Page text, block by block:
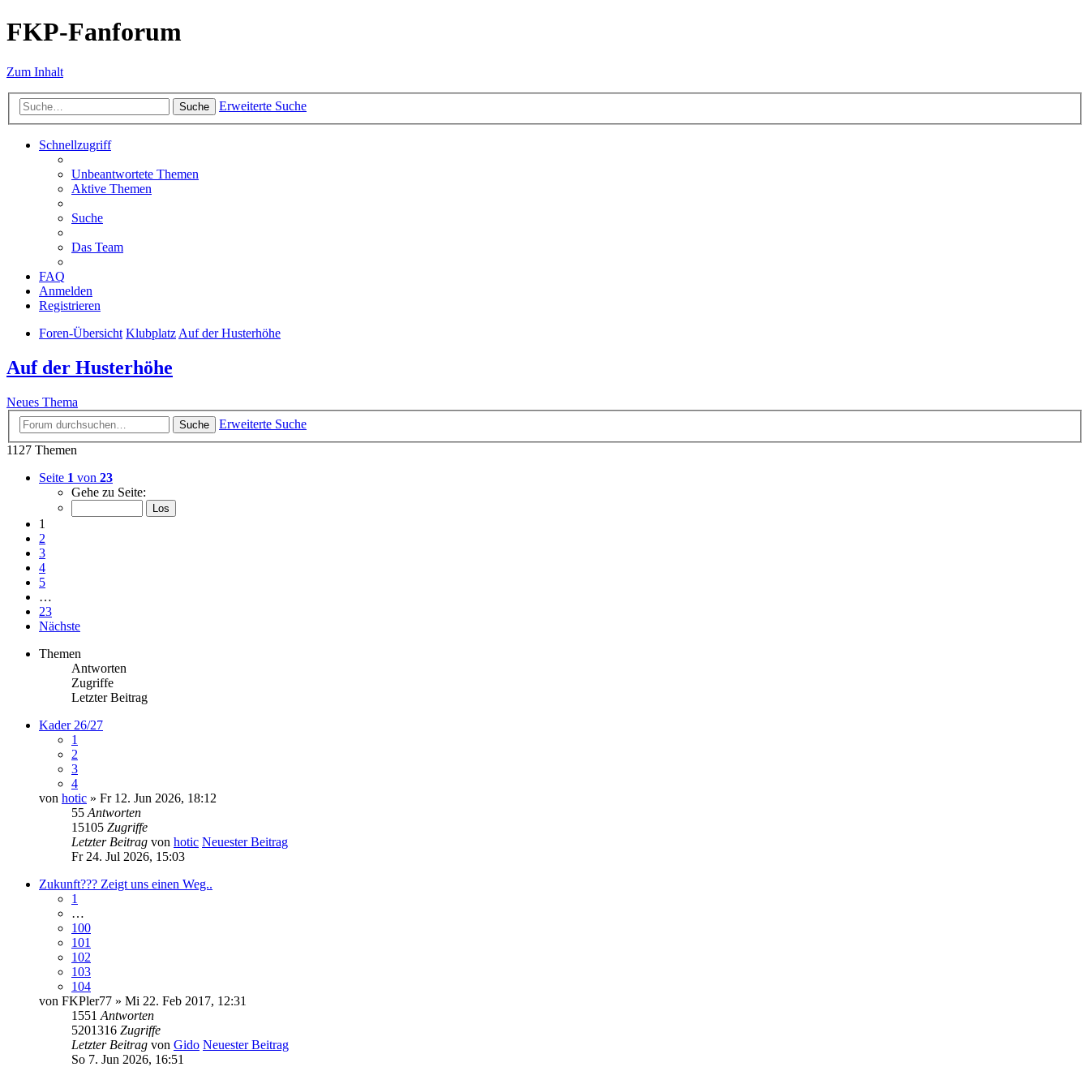
FKP-Fanforum
Zum Inhalt
Suche Erweiterte Suche
Schnellzugriff
Unbeantwortete Themen
Aktive Themen
Suche
Das Team
FAQ
Anmelden
Registrieren
Foren-Übersicht KlubplatzAuf der Husterhöhe
Auf der Husterhöhe
Neues Thema
Suche
Erweiterte Suche
1127 Themen
Seite 1 von 23
Gehe zu Seite:
1
2
3
4
5
…
23
Nächste
Themen
Antworten
Zugriffe
Letzter Beitrag
Kader 26/27
1
2
3
4
von hotic » Fr 12. Jun 2026, 18:12
55 Antworten
15105 Zugriffe
Letzter Beitrag von hotic Neuester Beitrag
Fr 24. Jul 2026, 15:03
Zukunft??? Zeigt uns einen Weg..
1
…
100
101
102
103
104
von FKPler77 » Mi 22. Feb 2017, 12:31
1551 Antworten
5201316 Zugriffe
Letzter Beitrag von Gido Neuester Beitrag
So 7. Jun 2026, 16:51